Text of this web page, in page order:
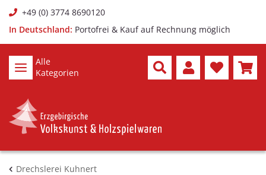
+49 (0) 3774 8690120
In Deutschland: Portofrei & Kauf auf Rechnung möglich
Alle
Kategorien
Drechslerei Kuhnert